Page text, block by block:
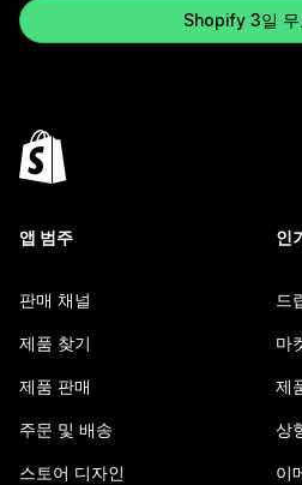
Shopify 3일 무
앱 범주
판매 채널
제품 찾기
제품 판매
주문 및 배송
스토어 디자인
인
드
마
제
상
이